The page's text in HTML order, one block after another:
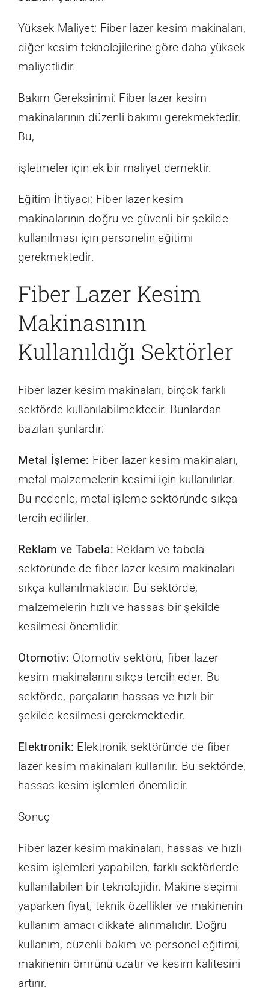
Yüksek Maliyet: Fiber lazer kesim makinaları,
diğer kesim teknolojilerine göre daha yüksek
maliyetlidir.
Bakım Gereksinimi: Fiber lazer kesim
makinalarının düzenli bakımı gerekmektedir.
Bu,
işletmeler için ek bir maliyet demektir.
Eğitim İhtiyacı: Fiber lazer kesim
makinalarının doğru ve güvenli bir şekilde
kullanılması için personelin eğitimi
gerekmektedir.
Fiber Lazer Kesim
Makinasının
Kullanıldığı Sektörler
Fiber lazer kesim makinaları, birçok farklı
sektörde kullanılabilmektedir. Bunlardan
bazıları şunlardır:
Metal İşleme: Fiber lazer kesim makinaları,
metal malzemelerin kesimi için kullanılırlar.
Bu nedenle, metal işleme sektöründe sıkça
tercih edilirler.
Reklam ve Tabela: Reklam ve tabela
sektöründe de fiber lazer kesim makinaları
sıkça kullanılmaktadır. Bu sektörde,
malzemelerin hızlı ve hassas bir şekilde
kesilmesi önemlidir.
Otomotiv: Otomotiv sektörü, fiber lazer
kesim makinalarını sıkça tercih eder. Bu
sektörde, parçaların hassas ve hızlı bir
şekilde kesilmesi gerekmektedir.
Elektronik: Elektronik sektöründe de fiber
lazer kesim makinaları kullanılır. Bu sektörde,
hassas kesim işlemleri önemlidir.
Sonuç
Fiber lazer kesim makinaları, hassas ve hızlı
kesim işlemleri yapabilen, farklı sektörlerde
kullanılabilen bir teknolojidir. Makine seçimi
yaparken fiyat, teknik özellikler ve makinenin
kullanım amacı dikkate alınmalıdır. Doğru
kullanım, düzenli bakım ve personel eğitimi,
makinenin ömrünü uzatır ve kesim kalitesini
artırır.